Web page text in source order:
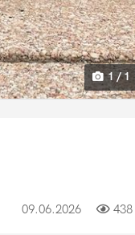
1 / 1
09.06.2026 438